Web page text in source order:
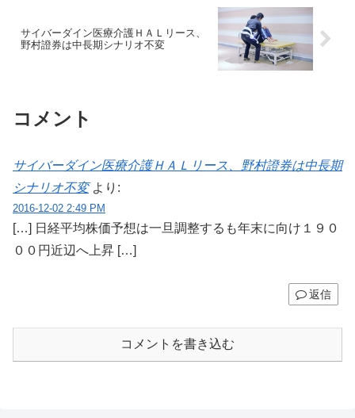
サイバーダイン医療介護ＨＡＬリース、
野村證券は中長期シナリオ不変
コメント
サイバーダイン医療介護ＨＡＬリース、野村證券は中長期
シナリオ不変 より:
2016-12-02 2:49 PM
[…] 日経平均株価予想は一旦調整するも年末に向け１９０
００円近辺へ上昇 […]
返信
コメントを書き込む